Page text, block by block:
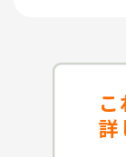
詳